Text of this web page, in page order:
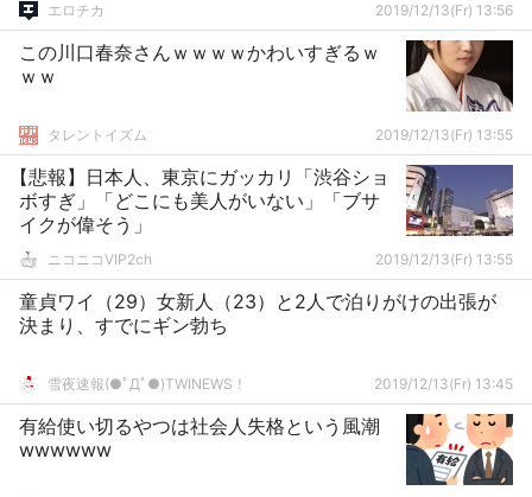
エロチカ 2019/12/13(Fr) 13:56
この川口春奈さんｗｗｗｗかわいすぎるｗ
ｗｗ
タレントイズム 2019/12/13(Fr) 13:55
【悲報】日本人、東京にガッカリ「渋谷ショ
ボすぎ」「どこにも美人がいない」「ブサ
イクが偉そう」
ニコニコVIP2ch 2019/12/13(Fr) 13:55
童貞ワイ（29）女新人（23）と2人で泊りがけの出張が
決まり、すでにギン勃ち
雪夜速報(●ﾟДﾟ●)TWINEWS！ 2019/12/13(Fr) 13:45
有給使い切るやつは社会人失格という風潮
wwwwww